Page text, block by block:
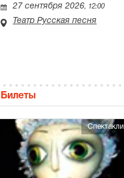
27 сентября 2026, 12:00
Театр Русская песня
Билеты
Спектакли